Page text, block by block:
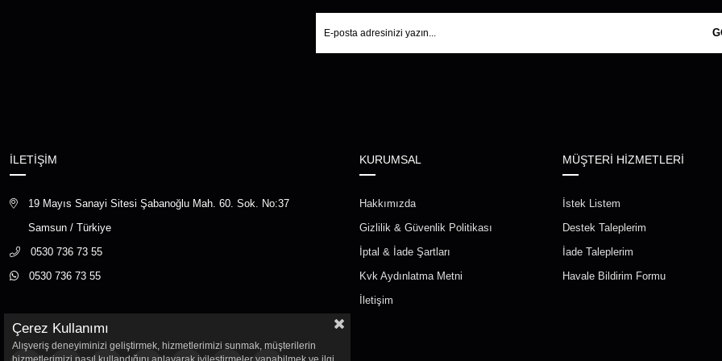
İLETİŞİM
19 Mayıs Sanayi Sitesi Şabanoğlu Mah. 60. Sok. No:37
Samsun / Türkiye
0530 736 73 55
0530 736 73 55
KURUMSAL
Hakkımızda
Gizlilik & Güvenlik Politikası
İptal & İade Şartları
Kvk Aydınlatma Metni
İletişim
MÜŞTERİ HİZMETLERİ
İstek Listem
Destek Taleplerim
İade Taleplerim
Havale Bildirim Formu
Çerez Kullanımı
Alışveriş deneyiminizi geliştirmek, hizmetlerimizi sunmak, müşterilerin